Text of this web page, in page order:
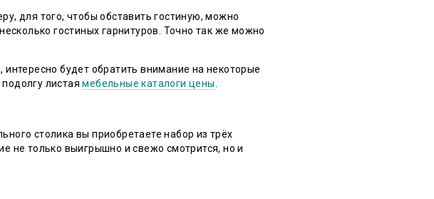
для того, чтобы обставить гостиную, можно
гостиных гарнитуров. Точно так же можно
будет обратить внимание на некоторые
листаямебельные каталоги цены
столика вы приобретаете набор из трёх
не только выигрышно и свежо смотрится, но и